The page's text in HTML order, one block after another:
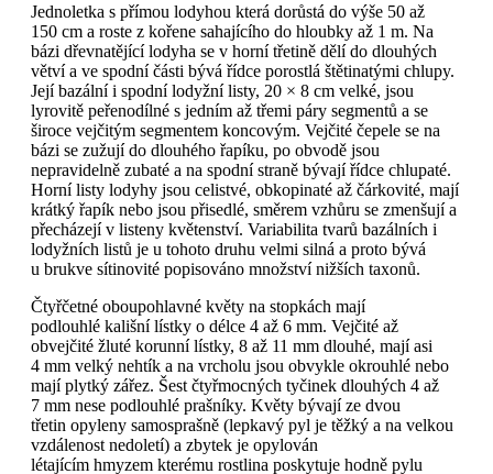
Jednoletka s přímou lodyhou která dorůstá do výše 50 až
150 cm a roste z kořene sahajícího do hloubky až 1 m. Na
bázi dřevnatějící lodyha se v horní třetině dělí do dlouhých
větví a ve spodní části bývá řídce porostlá štětinatými chlupy.
Její bazální i spodní lodyžní listy, 20 × 8 cm velké, jsou
lyrovitě peřenodílné s jedním až třemi páry segmentů a se
široce vejčitým segmentem koncovým. Vejčité čepele se na
bázi se zužují do dlouhého řapíku, po obvodě jsou
nepravidelně zubaté a na spodní straně bývají řídce chlupaté.
Horní listy lodyhy jsou celistvé, obkopinaté až čárkovité, mají
krátký řapík nebo jsou přisedlé, směrem vzhůru se zmenšují a
přecházejí v listeny květenství. Variabilita tvarů bazálních i
lodyžních listů je u tohoto druhu velmi silná a proto bývá
u brukve sítinovité popisováno množství nižších taxonů.
Čtyřčetné oboupohlavné květy na stopkách mají
podlouhlé kališní lístky o délce 4 až 6 mm. Vejčité až
obvejčité žluté korunní lístky, 8 až 11 mm dlouhé, mají asi
4 mm velký nehtík a na vrcholu jsou obvykle okrouhlé nebo
mají plytký zářez. Šest čtyřmocných tyčinek dlouhých 4 až
7 mm nese podlouhlé prašníky. Květy bývají ze dvou
třetin opyleny samosprašně (lepkavý pyl je těžký a na velkou
vzdálenost nedoletí) a zbytek je opylován
létajícím hmyzem kterému rostlina poskytuje hodně pylu